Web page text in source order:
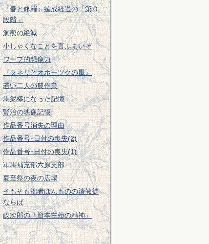
『春と修羅』編成経過の「第０
段階」
洞熊の絶滅
小しゃくなことを言ふまいぞ
ワープ的想像力
『タネリとオホーツクの風』
若い二人の農作業
馬泥棒になった記憶
賢治の映像記憶
作品番号消失の理由
作品番号･日付の喪失(2)
作品番号･日付の喪失(1)
軍馬補充部六原支部
夏至祭の夜の広場
そもそも拙者ほんものの清教徒
ならば
政次郎の「資本主義の精神」